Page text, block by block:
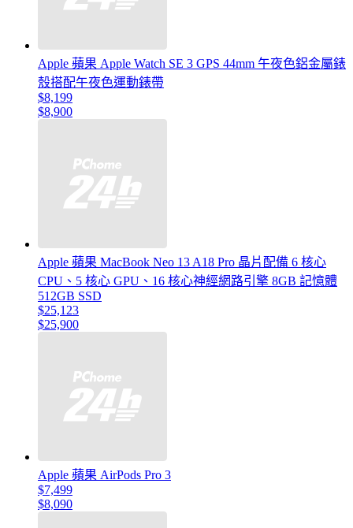
Apple 蘋果 Apple Watch SE 3 GPS 44mm 午夜色鋁金屬錶
殼搭配午夜色運動錶帶
$8,199
$8,900
Apple 蘋果 MacBook Neo 13 A18 Pro 晶片配備 6 核心
CPU、5 核心 GPU、16 核心神經網路引擎 8GB 記憶體
512GB SSD
$25,123
$25,900
Apple 蘋果 AirPods Pro 3
$7,499
$8,090